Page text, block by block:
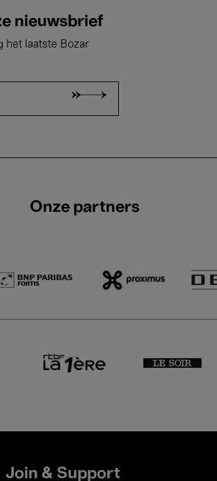
nieuwsbrief
het laatste Bozar
Onze partners
Join & Support